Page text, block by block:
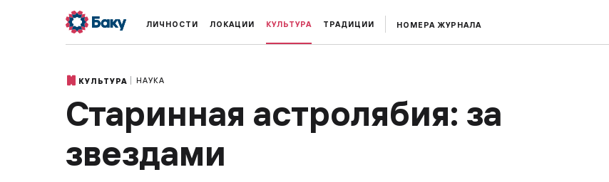
ЛИЧНОСТИ ЛОКАЦИИ КУЛЬТУРА ТРАДИЦИИ НОМЕРА ЖУРНАЛА
КУЛЬТУРА НАУКА
Старинная астролябия: за
звездами